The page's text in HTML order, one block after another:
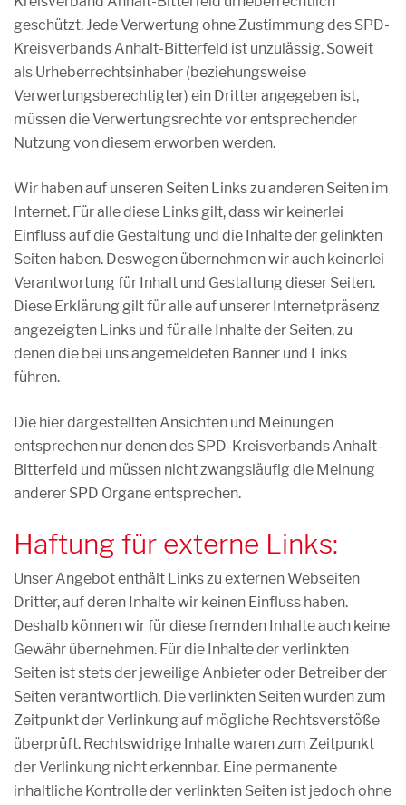
geschützt. Jede Verwertung ohne Zustimmung des SPD-
Kreisverbands Anhalt-Bitterfeld ist unzulässig. Soweit
als Urheberrechtsinhaber (beziehungsweise
Verwertungsberechtigter) ein Dritter angegeben ist,
müssen die Verwertungsrechte vor entsprechender
Nutzung von diesem erworben werden.
Wir haben auf unseren Seiten Links zu anderen Seiten im
Internet. Für alle diese Links gilt, dass wir keinerlei
Einfluss auf die Gestaltung und die Inhalte der gelinkten
Seiten haben. Deswegen übernehmen wir auch keinerlei
Verantwortung für Inhalt und Gestaltung dieser Seiten.
Diese Erklärung gilt für alle auf unserer Internetpräsenz
angezeigten Links und für alle Inhalte der Seiten, zu
denen die bei uns angemeldeten Banner und Links
führen.
Die hier dargestellten Ansichten und Meinungen
entsprechen nur denen des SPD-Kreisverbands Anhalt-
Bitterfeld und müssen nicht zwangsläufig die Meinung
anderer SPD Organe entsprechen.
Haftung für externe Links:
Unser Angebot enthält Links zu externen Webseiten
Dritter, auf deren Inhalte wir keinen Einfluss haben.
Deshalb können wir für diese fremden Inhalte auch keine
Gewähr übernehmen. Für die Inhalte der verlinkten
Seiten ist stets der jeweilige Anbieter oder Betreiber der
Seiten verantwortlich. Die verlinkten Seiten wurden zum
Zeitpunkt der Verlinkung auf mögliche Rechtsverstöße
überprüft. Rechtswidrige Inhalte waren zum Zeitpunkt
der Verlinkung nicht erkennbar. Eine permanente
inhaltliche Kontrolle der verlinkten Seiten ist jedoch ohne